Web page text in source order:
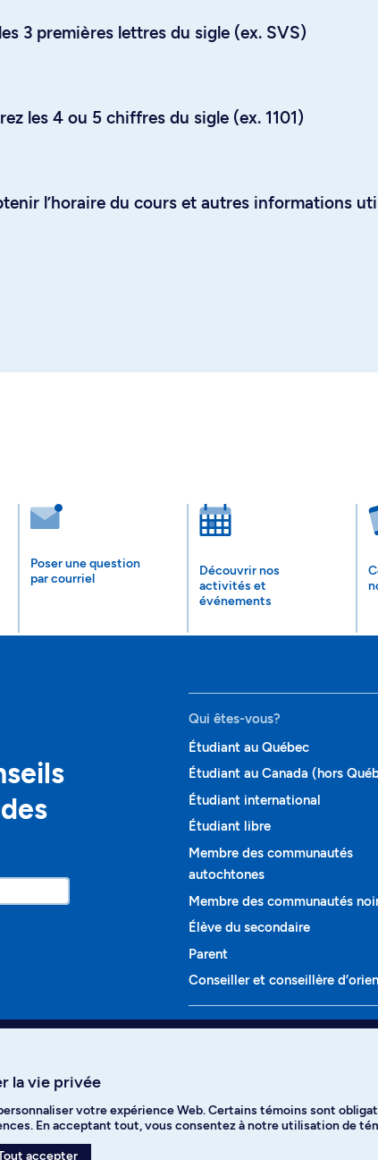
3 premières lettres du sigle (ex. SVS)
les 4 ou 5 chiffres du sigle (ex. 1101)
l’horaire du cours et autres informations
Poser une question
par courriel
Découvrir nos
activités et
événements
Qui êtes-vous?
Étudiant au Québec
Étudiant au Canada (hors
Étudiant international
Étudiant libre
Membre des communautés
autochtones
Membre des communautés
Élève du secondaire
Parent
Conseiller et conseillère
Programmes et cours
YouTube Spotify
la vie privée
votre expérience Web. Certains témoins sont
En acceptant tout, vous consentez à notre utilisation de
accepter